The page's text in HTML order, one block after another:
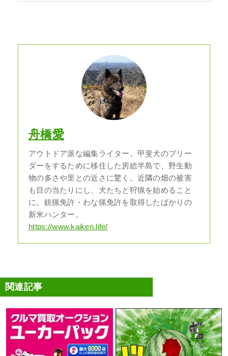
舟橋愛
アウトドア派な編集ライター。甲斐犬のブリー
ダーをするために移住した房総半島で、野生動
物の多さや里との近さに驚く。近隣の畑の被害
も目の当たりにし、犬たちと狩猟を始めること
に。銃猟免許・わな猟免許を取得したばかりの
新米ハンター。
https://www.kaiken.life/
関連記事